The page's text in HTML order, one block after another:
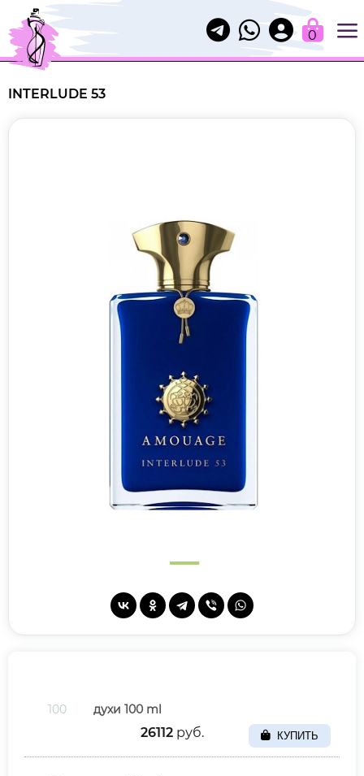
0
INTERLUDE 53
100 духи 100 ml
26112 руб.